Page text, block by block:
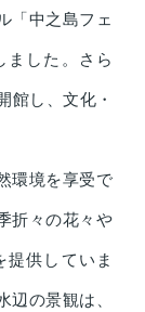
「中之島フェ
ました。さら
館し、文化・
環境を享受で
折々の花々や
供していま
の景観は、